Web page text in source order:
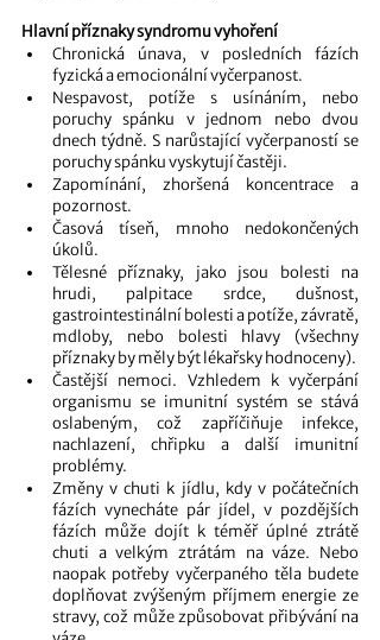
Hlavní příznaky syndromu vyhoření
Chronická únava, v posledních fázích
fyzická a emocionální vyčerpanost.
Nespavost, potíže s usínáním, nebo
poruchy spánku v jednom nebo dvou
dnech týdně. S narůstající vyčerpaností se
poruchy spánku vyskytují častěji.
Zapomínání, zhoršená koncentrace a
pozornost.
Časová tíseň, mnoho nedokončených
úkolů.
Tělesné příznaky, jako jsou bolesti na
hrudi, palpitace srdce, dušnost,
gastrointestinální bolesti a potíže, závratě,
mdloby, nebo bolesti hlavy (všechny
příznaky by měly být lékařsky hodnoceny).
Častější nemoci. Vzhledem k vyčerpání
organismu se imunitní systém se stává
oslabeným, což zapříčiňuje infekce,
nachlazení, chřipku a další imunitní
problémy.
Změny v chuti k jídlu, kdy v počátečních
fázích vynecháte pár jídel, v pozdějších
fázích může dojít k téměř úplné ztrátě
chuti a velkým ztrátám na váze. Nebo
naopak potřeby vyčerpaného těla budete
doplňovat zvýšeným příjmem energie ze
stravy, což může způsobovat přibývání na